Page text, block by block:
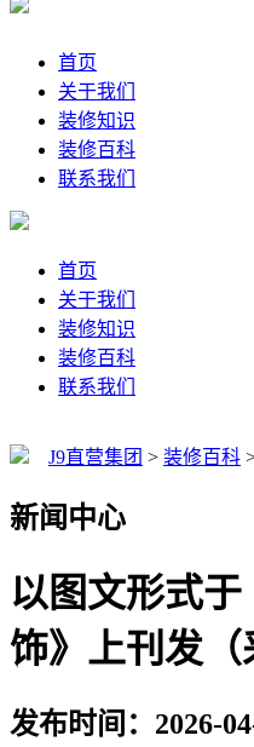
首页
关于我们
装修知识
装修百科
联系我们
首页
关于我们
装修知识
装修百科
联系我们
J9直营集团 > 装修百科
新闻中心
以图文形式
饰》上刊发（
发布时间：2026-